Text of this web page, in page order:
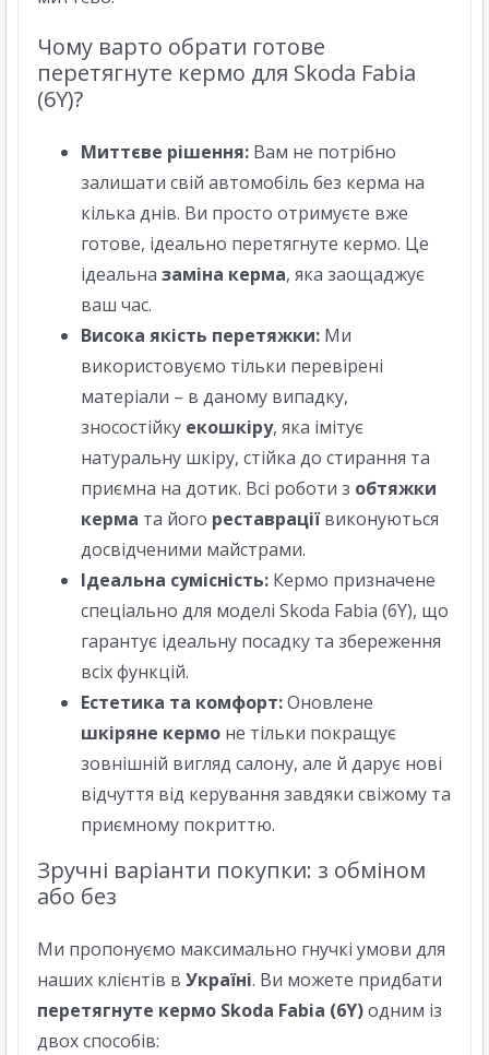
Чому варто обрати готове
перетягнуте кермо для Skoda Fabia
(6Y)?
Миттєве рішення:Вам не потрібно
залишати свій автомобіль без керма на
кілька днів. Ви просто отримуєте вже
готове, ідеально перетягнуте кермо. Це
ідеальна заміна керма, яка заощаджує
ваш час.
Висока якість перетяжки:Ми
використовуємо тільки перевірені
матеріали – в даному випадку,
зносостійку екошкіру, яка імітує
натуральну шкіру, стійка до стирання та
приємна на дотик. Всі роботи з обтяжки
керма та його реставраціївиконуються
досвідченими майстрами.
Ідеальна сумісність:Кермо призначене
спеціально для моделі Skoda Fabia (6Y), що
гарантує ідеальну посадку та збереження
всіх функцій.
Естетика та комфорт:Оновлене
шкіряне кермоне тільки покращує
зовнішній вигляд салону, але й дарує нові
відчуття від керування завдяки свіжому та
приємному покриттю.
Зручні варіанти покупки: з обміном
або без
Ми пропонуємо максимально гнучкі умови для
наших клієнтів в Україні. Ви можете придбати
перетягнуте кермо Skoda Fabia (6Y)одним із
двох способів: